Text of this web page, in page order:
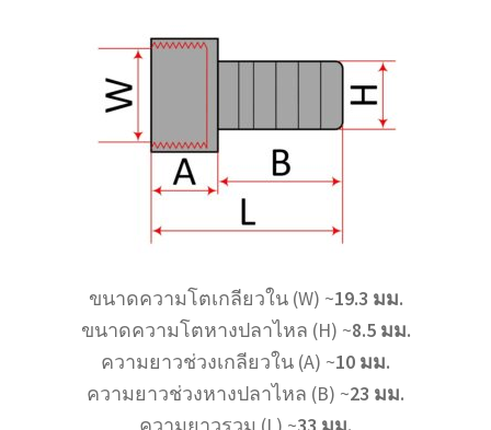
ขนาดความโตเกลียวใน (W) ~19.3 มม.
ขนาดความโตหางปลาไหล (H) ~8.5 มม.
ความยาวช่วงเกลียวใน (A) ~10 มม.
ความยาวช่วงหางปลาไหล (B) ~23 มม.
ความยาวรวม (L) ~33 มม.